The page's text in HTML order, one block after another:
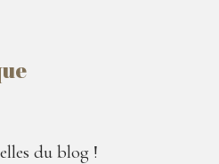
du blog !